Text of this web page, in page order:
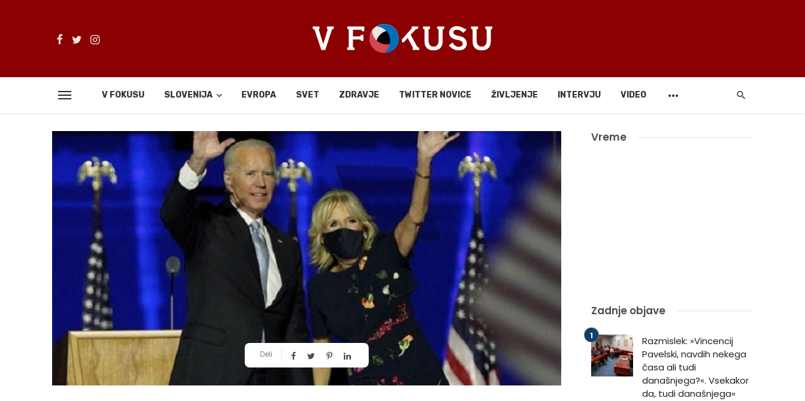
V FOKUSU SLOVENIJA EVROPA SVET ZDRAVJE TWITTER NOVICE ŽIVLJENJE INTERVJU VIDEO
Deli
Vreme
Zadnje objave
Razmislek: »Vincencij
Pavelski, navdih nekega
časa ali tudi
današnjega?«. Vsekakor
da, tudi današnjega«